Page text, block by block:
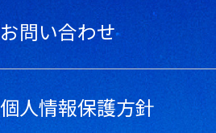
お問い合わせ
個人情報保護方針